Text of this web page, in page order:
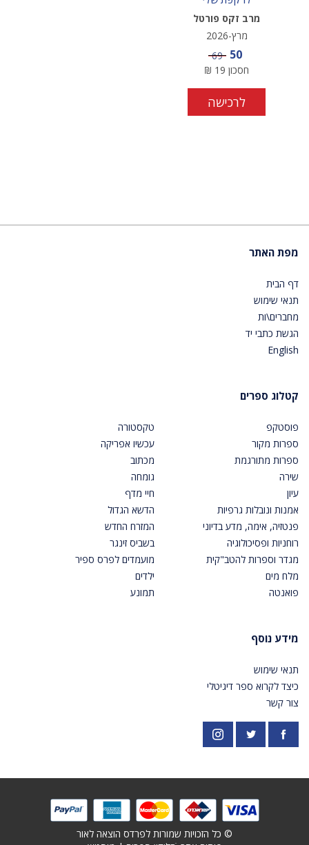
מרב זקס פורטל
מרץ-2026
מחיר מבצע
50 מחיר
69
חסכון 19
₪
לרכישה
מפת האתר
דף הבית
תנאי שימוש
מחברים\ות
הגשת כתבי יד
English
קטלוג ספרים
פוסטקפ
ספרות מקור
ספרות מתורגמת
שירה
עיון
אמנות ונובלות גרפיות
פנטזיה, אימה, מדע בדיוני
רוחניות ופסיכולוגיה
מגדר וספרות להטב"קית
מלח מים
פואנטה
טקסטורה
עכשיו אפריקה
מכתוב
גומחה
חיי מדף
הדשא הגדול
המזרח החדש
בשביס זינגר
מועמדים לפרס ספיר
ילדים
תמונע
מידע נוסף
תנאי שימוש
כיצד לקרוא ספר דיגיטלי
צור קשר
פייסבוק https://twitter.com/PardesPublish
אינסטגרם
© כל הזכויות שמורות לפרדס הוצאה לאור